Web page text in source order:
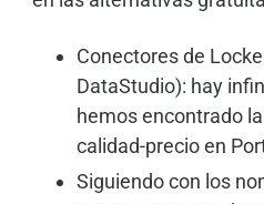
Conectores de
DataStudio): hay
hemos encontrado
calidad-precio en
Siguiendo con los